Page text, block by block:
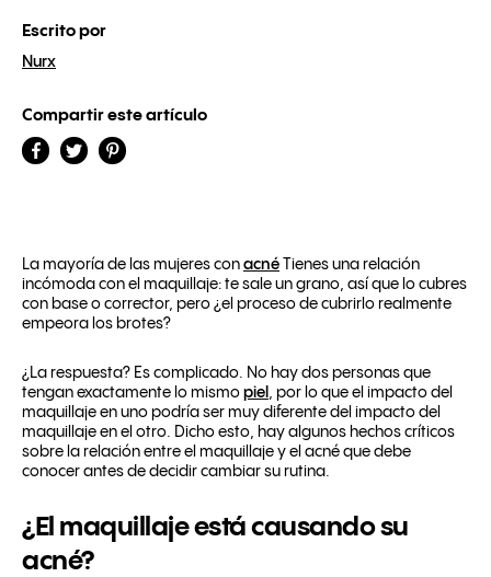
Escrito por
Nurx
Compartir este artículo
La mayoría de las mujeres con acné Tienes una relación
incómoda con el maquillaje: te sale un grano, así que lo cubres
con base o corrector, pero ¿el proceso de cubrirlo realmente
empeora los brotes?
¿La respuesta? Es complicado. No hay dos personas que
tengan exactamente lo mismo piel , por lo que el impacto del
maquillaje en uno podría ser muy diferente del impacto del
maquillaje en el otro. Dicho esto, hay algunos hechos críticos
sobre la relación entre el maquillaje y el acné que debe
conocer antes de decidir cambiar su rutina.
¿El maquillaje está causando su
acné?